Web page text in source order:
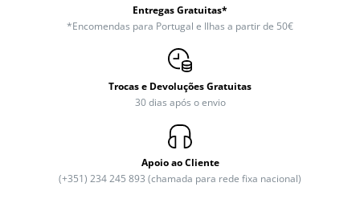
Entregas Gratuitas*
*Encomendas para Portugal e Ilhas a partir de 50€
Trocas e Devoluções Gratuitas
30 dias após o envio
Apoio ao Cliente
(+351) 234 245 893 (chamada para rede fixa nacional)